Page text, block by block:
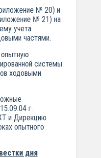
№ 20) и
№ 21) на
учета
частями.
опытную
системы
ходовыми
г.
и Дирекцию
опытного
дня